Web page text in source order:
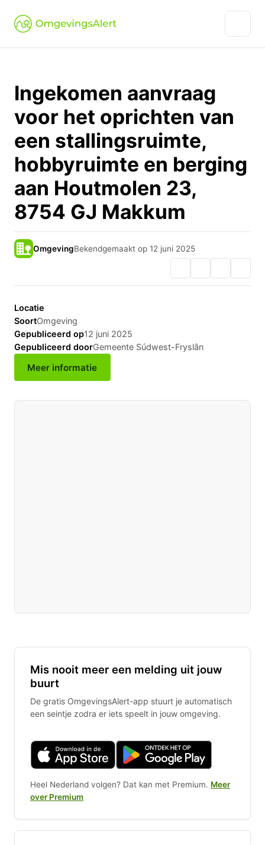
Ingekomen aanvraag
voor het oprichten van
een stallingsruimte,
hobbyruimte en berging
aan Houtmolen 23,
8754 GJ Makkum
OmgevingBekendgemaakt op 12 juni 2025
Locatie
SoortOmgeving
Gepubliceerd op12 juni 2025
Gepubliceerd doorGemeente Súdwest-Fryslân
Meer informatie
Mis nooit meer een melding uit jouw
buurt
De gratis OmgevingsAlert-app stuurt je automatisch
een seintje zodra er iets speelt in jouw omgeving.
Heel Nederland volgen? Dat kan met Premium. Meer
over Premium